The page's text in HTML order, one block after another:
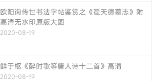
欧阳询传世书法字帖鉴赏之《翟天德墓志》附
高清无水印原版大图
2020-08-19
鲜于枢《醉时歌等唐人诗十二首》高清
2020-08-19